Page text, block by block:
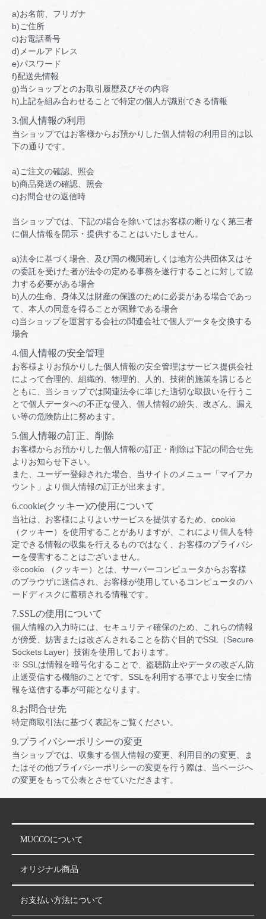
a)お名前、フリガナ
b)ご住所
c)お電話番号
d)メールアドレス
e)パスワード
f)配送先情報
g)当ショップとのお取引履歴及びその内容
h)上記を組み合わせることで特定の個人が識別できる情報
3.個人情報の利用
当ショップではお客様からお預かりした個人情報の利用目的は以
下の通りです。
a)ご注文の確認、照会
b)商品発送の確認、照会
c)お問合せの返信時
当ショップでは、下記の場合を除いてはお客様の断りなく第三者
に個人情報を開示・提供することはいたしません。
a)法令に基づく場合、及び国の機関若しくは地方公共団体又はそ
の委託を受けた者が法令の定める事務を遂行することに対して協
力する必要がある場合
b)人の生命、身体又は財産の保護のために必要がある場合であっ
て、本人の同意を得ることが困難である場合
c)当ショップを運営する会社の関連会社で個人データを交換する
場合
4.個人情報の安全管理
お客様よりお預かりした個人情報の安全管理はサービス提供会社
によって合理的、組織的、物理的、人的、技術的施策を講じると
ともに、当ショップでは関連法令に準じた適切な取扱いを行うこ
とで個人データへの不正な侵入、個人情報の紛失、改ざん、漏え
い等の危険防止に努めます。
5.個人情報の訂正、削除
お客様からお預かりした個人情報の訂正・削除は下記の問合せ先
よりお知らせ下さい。
また、ユーザー登録された場合、当サイトのメニュー「マイアカ
ウント」より個人情報の訂正が出来ます。
6.cookie(クッキー)の使用について
当社は、お客様によりよいサービスを提供するため、cookie
（クッキー）を使用することがありますが、これにより個人を特
定できる情報の収集を行えるものではなく、お客様のプライバシ
ーを侵害することはございません。
※cookie （クッキー）とは、サーバーコンピュータからお客様
のブラウザに送信され、お客様が使用しているコンピュータのハ
ードディスクに蓄積される情報です。
7.SSLの使用について
個人情報の入力時には、セキュリティ確保のため、これらの情報
が傍受、妨害または改ざんされることを防ぐ目的でSSL（Secure
Sockets Layer）技術を使用しております。
※ SSLは情報を暗号化することで、盗聴防止やデータの改ざん防
止送受信する機能のことです。SSLを利用する事でより安全に情
報を送信する事が可能となります。
8.お問合せ先
特定商取引法に基づく表記をご覧ください。
9.プライバシーポリシーの変更
当ショップでは、収集する個人情報の変更、利用目的の変更、ま
たはその他プライバシーポリシーの変更を行う際は、当ページへ
の変更をもって公表とさせていただきます。
MUCCOについて
オリジナル商品
お支払い方法について